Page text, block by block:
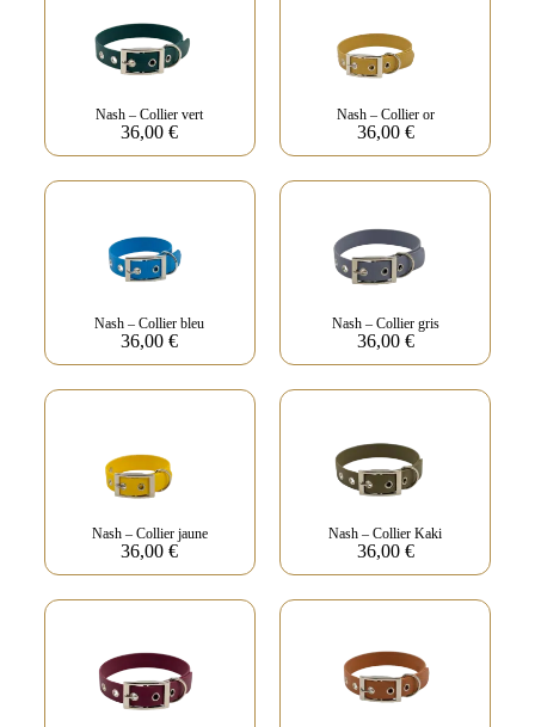
Nash – Collier vert
36,00€
Nash – Collier or
36,00 €
Nash – Collier bleu
36,00€
Nash – Collier gris
36,00 €
Nash – Collier jaune
36,00€
Nash – Collier Kaki
36,00 €